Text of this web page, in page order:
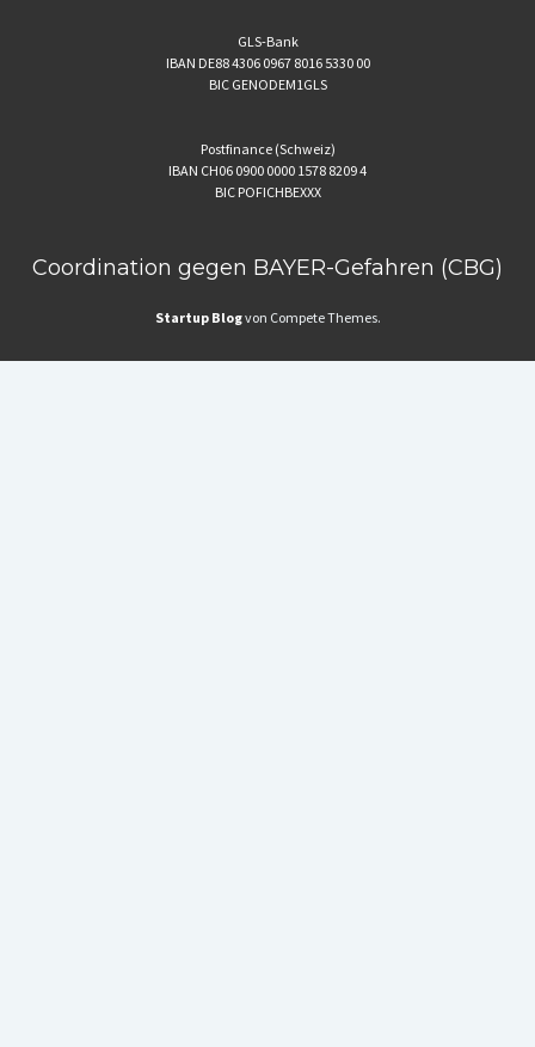
GLS-Bank
IBAN DE88 4306 0967 8016 5330 00
BIC GENODEM1GLS
Postfinance (Schweiz)
IBAN CH06 0900 0000 1578 8209 4
BIC POFICHBEXXX
Coordination gegen BAYER-Gefahren (CBG)
Startup Blogvon Compete Themes.